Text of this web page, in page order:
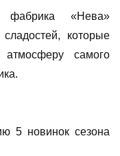
«Нева»
которые
самого
5 новинок сезона